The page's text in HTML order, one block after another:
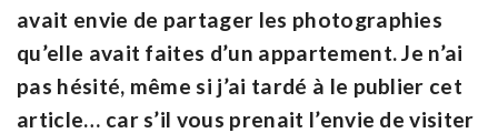
avait envie de partager les photographies
qu’elle avait faites d’un appartement. Je n’ai
pas hésité, même si j’ai tardé à le publier cet
article… car s’il vous prenait l’envie de visiter